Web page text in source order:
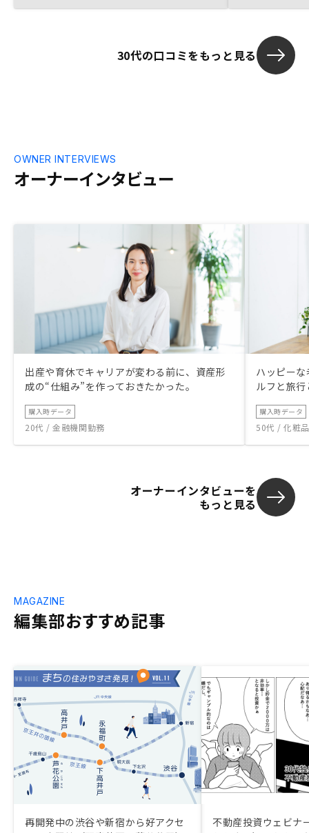
ン、売却など長い目で見た時に必要なサー
ながると考えて、Renosyに決めました。
30代の口コミをもっと見る
オーナーインタビュー
OWNER INTERVIEWS
出産や育休でキャリアが変わる前に、資産形
成の“仕組み”を作っておきたかった。
購入時データ
20代 / 金融機関勤務
ハッピー
ルフと旅
購入時データ
50代 / 化粧
オーナーインタビューを
もっと見る
編集部おすすめ記事
MAGAZINE
再開発中の渋谷や新宿から好アクセ
不動産投資ウェビナ